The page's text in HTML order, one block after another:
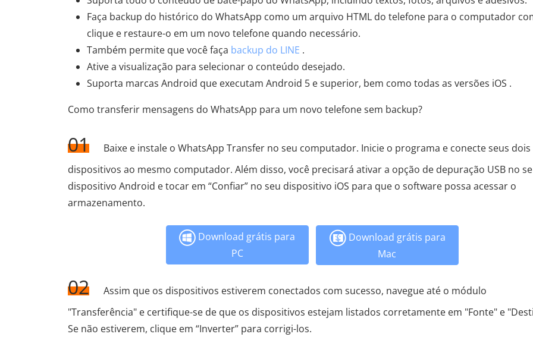
Faça backup do histórico do WhatsApp como um arquivo HTML do telefone para o computador
clique e restaure-o em um novo telefone quando necessário.
Também permite que você faça backup do LINE .
Ative a visualização para selecionar o conteúdo desejado.
Suporta marcas Android que executam Android 5 e superior, bem como todas as versões iOS .
Como transferir mensagens do WhatsApp para um novo telefone sem backup?
01
Baixe e instale o WhatsApp Transfer no seu computador. Inicie o programa e conecte seus dois
dispositivos ao mesmo computador. Além disso, você precisará ativar a opção de depuração USB no
dispositivo Android e tocar em “Confiar” no seu dispositivo iOS para que o software possa acessar o
armazenamento.
Download grátis para
PC
Download grátis para
Mac
02
Assim que os dispositivos estiverem conectados com sucesso, navegue até o módulo
"Transferência" e certifique-se de que os dispositivos estejam listados corretamente em "Fonte" e
Se não estiverem, clique em “Inverter” para corrigi-los.